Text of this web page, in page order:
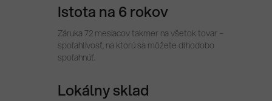
Istota na 6 rokov
Záruka 72 mesiacov takmer na všetok tovar –
spoľahlivosť, na ktorú sa môžete dlhodobo
spoľahnúť.
Lokálny sklad